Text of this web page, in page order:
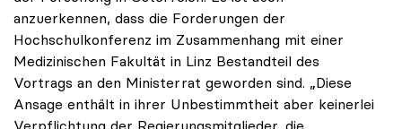
anzuerkennen, dass die Forderungen der
Hochschulkonferenz im Zusammenhang mit einer
Medizinischen Fakultät in Linz Bestandteil des
Vortrags an den Ministerrat geworden sind. „Diese
Ansage enthält in ihrer Unbestimmtheit aber keinerlei
Verpflichtung der Regierungsmitglieder, die